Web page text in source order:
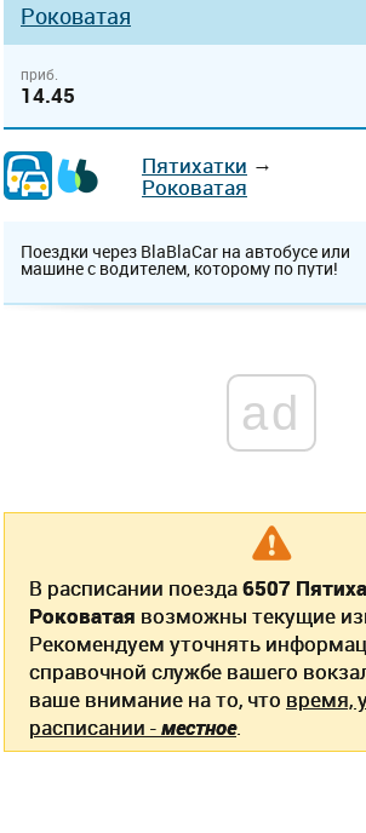
Роковатая
приб.
14.45
Пятихатки →
Роковатая
Поездки через BlaBlaCar на автобусе или
машине с водителем, которому по пути!
ad
В расписании поезда6507
Роковатая возможны текущие
Рекомендуем уточнять
справочной службе вашего
ваше внимание на то, что время,
расписании -местное.